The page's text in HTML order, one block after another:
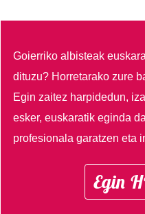
Goierriko albisteak
dituzu? Horretarako zure
Egin zaitez harpidedun,
esker, euskaratik eginda
profesionala garatzen eta
Egin